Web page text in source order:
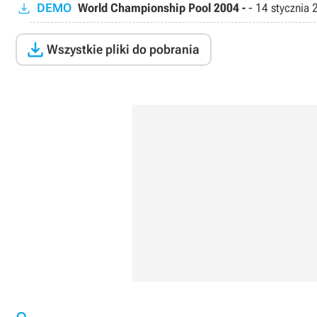
DEMO World Championship Pool 2004 - - 14 stycznia
 Wszystkie pliki do pobrania